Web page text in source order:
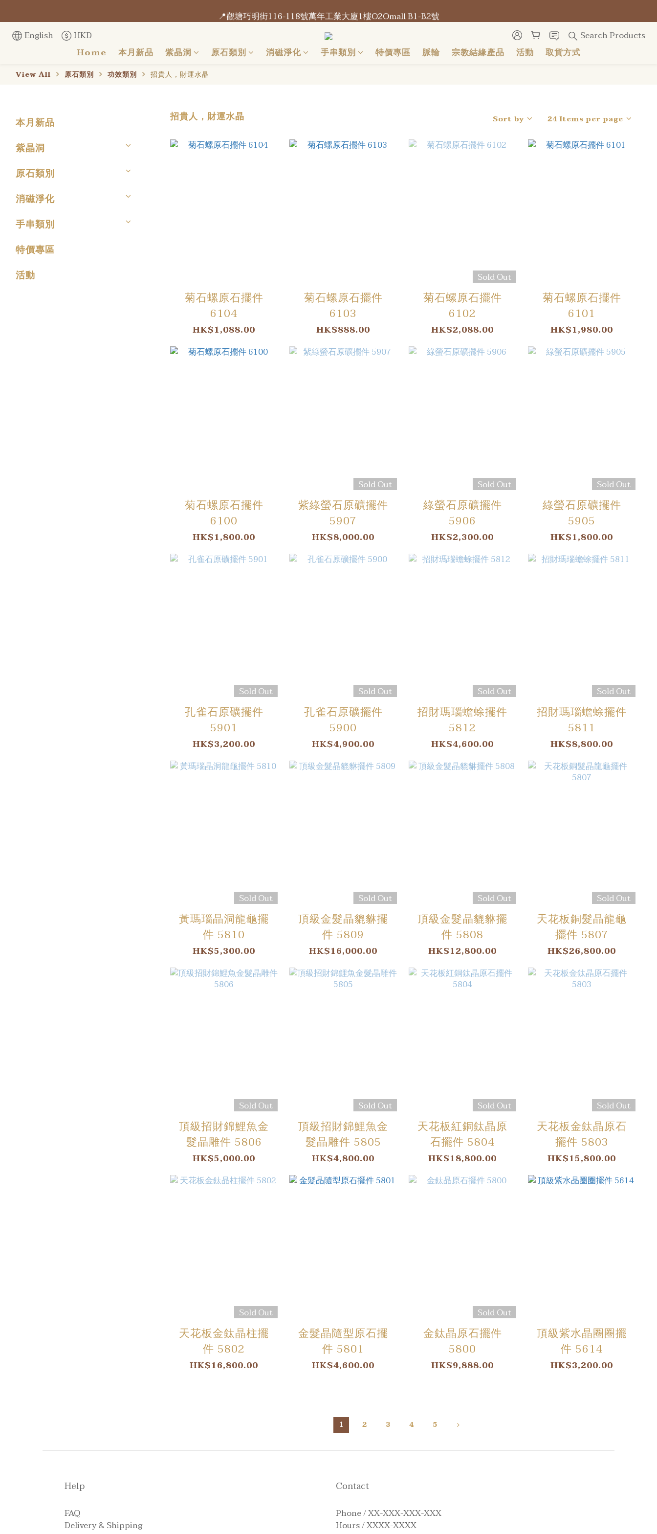
📍觀塘巧明街116-118號萬年工業大廈1樓O2Omall B1-B2號
📍觀塘巧明街116-118號萬年工業大廈1樓O2Omall B1-B2號
門市每天營業開放 15:00 - 21:00
📍觀塘巧明街116-118號萬年工業大廈1樓O2Omall B1-B2號
English HKD
Search Products
Home
本月新品 紫晶洞 原石類別 消磁淨化 手串類別 特價專區 脈輪 宗教結緣產品 活動 取貨方式
View All 原石類別 功效類別 招貴人，財運水晶
本月新品
紫晶洞
原石類別
消磁淨化
手串類別
特價專區
活動
招貴人，財運水晶 Sort by 24 Items per page
菊石螺原石擺件
6104
HK$1,088.00
菊石螺原石擺件
6103
HK$888.00
Sold Out
菊石螺原石擺件
6102
HK$2,088.00
菊石螺原石擺件
6101
HK$1,980.00
菊石螺原石擺件
6100
HK$1,800.00
Sold Out
紫綠螢石原礦擺件
5907
HK$8,000.00
Sold Out
綠螢石原礦擺件
5906
HK$2,300.00
Sold Out
綠螢石原礦擺件
5905
HK$1,800.00
Sold Out
孔雀石原礦擺件
5901
HK$3,200.00
Sold Out
孔雀石原礦擺件
5900
HK$4,900.00
Sold Out
招財瑪瑙蟾蜍擺件
5812
HK$4,600.00
Sold Out
招財瑪瑙蟾蜍擺件
5811
HK$8,800.00
Sold Out
黃瑪瑙晶洞龍龜擺
件 5810
HK$5,300.00
Sold Out
頂級金髮晶貔貅擺
件 5809
HK$16,000.00
Sold Out
頂級金髮晶貔貅擺
件 5808
HK$12,800.00
Sold Out
天花板銅髮晶龍龜
擺件 5807
HK$26,800.00
Sold Out
頂級招財錦鯉魚金
髮晶雕件 5806
HK$5,000.00
Sold Out
頂級招財錦鯉魚金
髮晶雕件 5805
HK$4,800.00
Sold Out
天花板紅銅鈦晶原
石擺件 5804
HK$18,800.00
Sold Out
天花板金鈦晶原石
擺件 5803
HK$15,800.00
Sold Out
天花板金鈦晶柱擺
件 5802
HK$16,800.00
金髮晶隨型原石擺
件 5801
HK$4,600.00
Sold Out
金鈦晶原石擺件
5800
HK$9,888.00
頂級紫水晶圈圈擺
件 5614
HK$3,200.00
1 2 3 4 5
Help
FAQ
Delivery & Shipping
Contact
Phone / XX-XXX-XXX-XXX
Hours / XXXX-XXXX